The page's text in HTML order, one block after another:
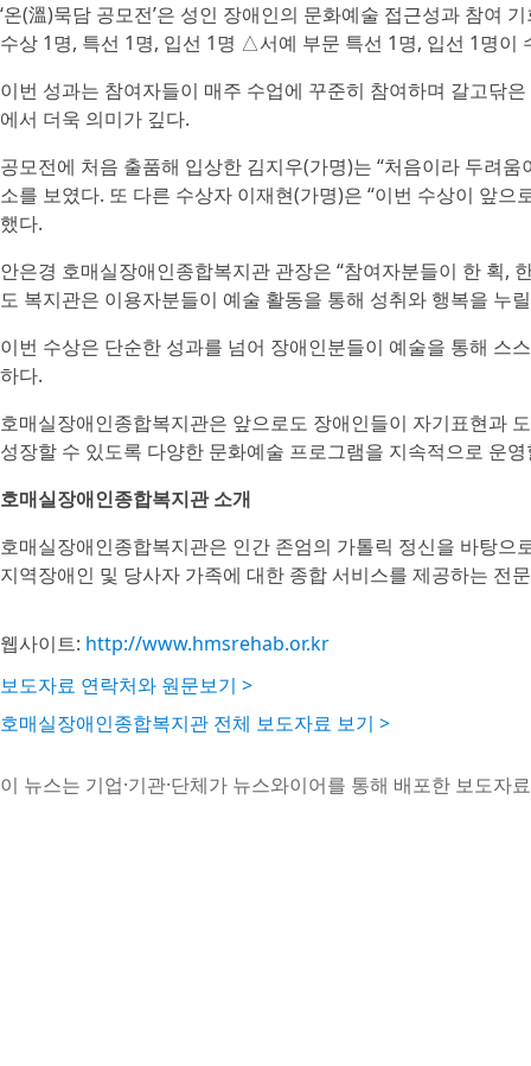
‘온(溫)묵담 공모전’은 성인 장애인의 문화예술 접근성과 참여
수상 1명, 특선 1명, 입선 1명 △서예 부문 특선 1명, 입선 1명이
이번 성과는 참여자들이 매주 수업에 꾸준히 참여하며 갈고닦
에서 더욱 의미가 깊다.
공모전에 처음 출품해 입상한 김지우(가명)는 “처음이라 두려
소를 보였다. 또 다른 수상자 이재현(가명)은 “이번 수상이 앞
했다.
안은경 호매실장애인종합복지관 관장은 “참여자분들이 한 획,
도 복지관은 이용자분들이 예술 활동을 통해 성취와 행복을 누
이번 수상은 단순한 성과를 넘어 장애인분들이 예술을 통해 스
하다.
호매실장애인종합복지관은 앞으로도 장애인들이 자기표현과
성장할 수 있도록 다양한 문화예술 프로그램을 지속적으로 운
호매실장애인종합복지관 소개
호매실장애인종합복지관은 인간 존엄의 가톨릭 정신을 바탕
지역장애인 및 당사자 가족에 대한 종합 서비스를 제공하는 전
웹사이트: http://www.hmsrehab.or.kr
보도자료 연락처와 원문보기 >
호매실장애인종합복지관 전체 보도자료 보기 >
이 뉴스는 기업·기관·단체가 뉴스와이어를 통해 배포한 보도자